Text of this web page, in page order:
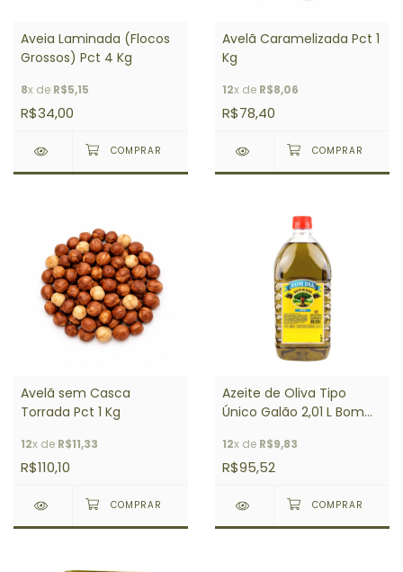
Aveia Laminada (Flocos
Grossos) Pct 4 Kg
8x de R$5,15
R$34,00
Avelã Caramelizada Pct 1
Kg
12x de R$8,06
R$78,40
Avelã sem Casca
Torrada Pct 1 Kg
12x de R$11,33
R$110,10
Azeite de Oliva Tipo
Único Galão 2,01 L Bom
12x de R$9,83
R$95,52